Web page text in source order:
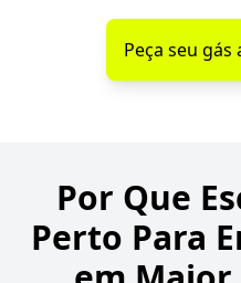
Peça seu
Por Que
Perto Para